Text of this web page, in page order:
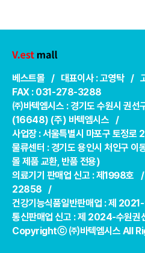
베스트몰 / 대표이사 : 고영탁 /
FAX : 031-278-3288
㈜바텍엠시스 : 경기도 수원시 권
(16648) (주) 바텍엠시스 /
사업장 : 서울특별시 마포구 토정
물류센터 : 경기도 용인시 처인구
몰 제품 교환, 반품 전용)
의료기기 판매업 신고 : 제1998
22858 /
건강기능식품일반판매업 : 제
통신판매업 신고 : 제 2024-수원
Copyrightⓒ ㈜바텍엠시스 All